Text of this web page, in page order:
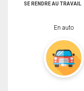
SE RENDRE AU TRAVAIL
En auto